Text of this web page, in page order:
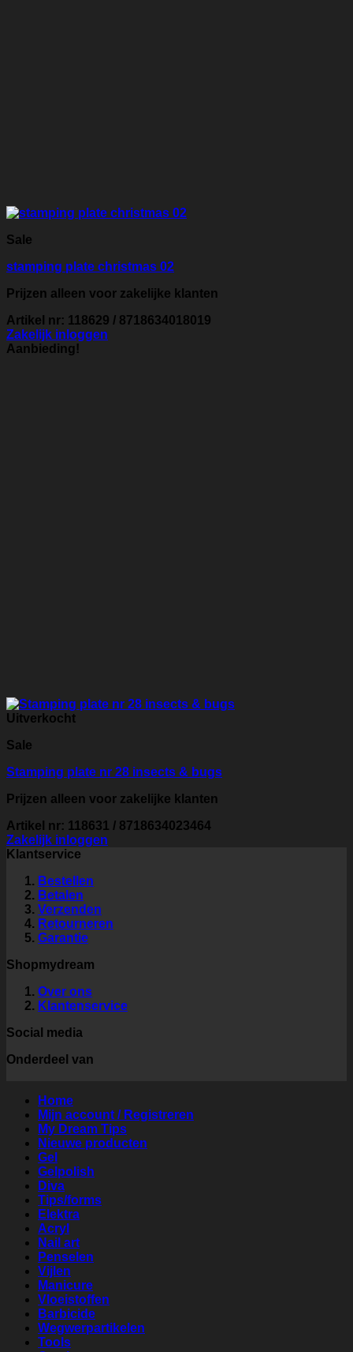
Sale
stamping plate christmas 02
Prijzen alleen voor zakelijke klanten
Artikel nr: 118629 / 8718634018019
Zakelijk inloggen
Aanbieding!
Uitverkocht
Sale
Stamping plate nr 28 insects & bugs
Prijzen alleen voor zakelijke klanten
Artikel nr: 118631 / 8718634023464
Zakelijk inloggen
Klantservice
Bestellen
Betalen
Verzenden
Retourneren
Garantie
Shopmydream
Over ons
Klantenservice
Social media
Onderdeel van
Home
Mijn account / Registreren
My Dream Tips
Nieuwe producten
Gel
Gelpolish
Diva
Tips/forms
Elektra
Acryl
Nail art
Penselen
Vijlen
Manicure
Vloeistoffen
Barbicide
Wegwerpartikelen
Tools